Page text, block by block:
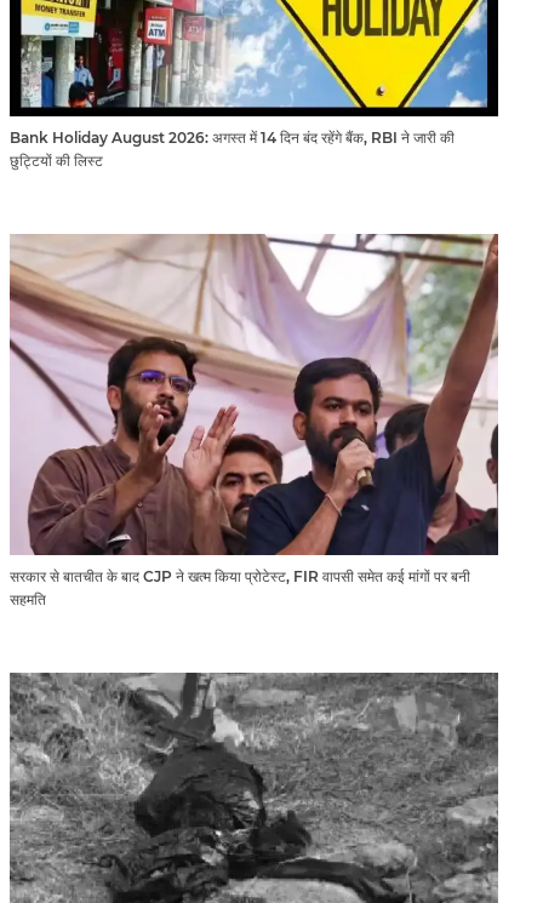
Bank Holiday August 2026: अगस्त में 14 दिन बंद रहेंगे बैंक, RBI ने जारी की
छुट्टियों की लिस्ट​​​​​​​
सरकार से बातचीत के बाद CJP ने खत्म किया प्रोटेस्ट, FIR वापसी समेत कई मांगों पर बनी
सहमति